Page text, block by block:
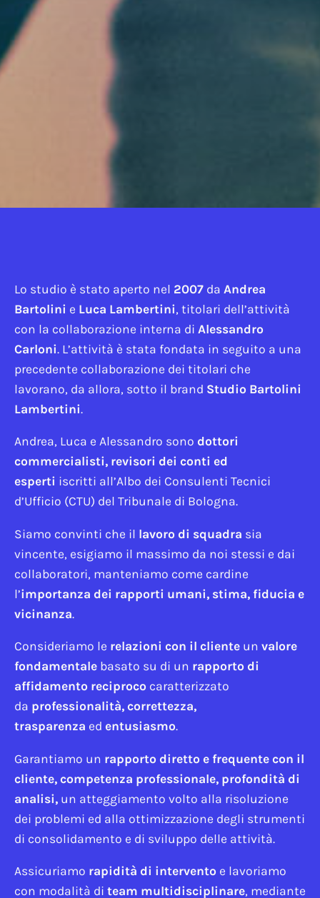
Lo studio è stato aperto nel 2007 da Andrea
Bartolini e Luca Lambertini, titolari dell’attività
con la collaborazione interna di Alessandro
Carloni. L’attività è stata fondata in seguito a una
precedente collaborazione dei titolari che
lavorano, da allora, sotto il brand Studio Bartolini
Lambertini.
Andrea, Luca e Alessandro sono dottori
commercialisti, revisori dei conti ed
esperti iscritti all’Albo dei Consulenti Tecnici
d’Ufficio (CTU) del Tribunale di Bologna.
Siamo convinti che il lavoro di squadra sia
vincente, esigiamo il massimo da noi stessi e dai
collaboratori, manteniamo come cardine
l’importanza dei rapporti umani, stima, fiducia e
vicinanza.
Consideriamo le relazioni con il cliente un valore
fondamentale basato su di un rapporto di
affidamento reciproco caratterizzato
da professionalità, correttezza,
trasparenza ed entusiasmo.
Garantiamo un rapporto diretto e frequente con il
cliente, competenza professionale, profondità di
analisi, un atteggiamento volto alla risoluzione
dei problemi ed alla ottimizzazione degli strumenti
di consolidamento e di sviluppo delle attività.
Assicuriamo rapidità di intervento e lavoriamo
con modalità di team multidisciplinare, mediante